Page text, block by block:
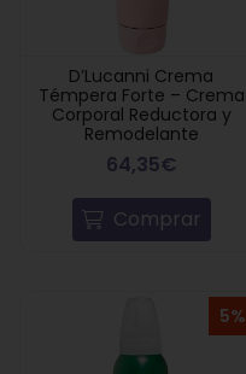
D’Lucanni Crema
Témpera Forte – Crema
Corporal Reductora y
Remodelante
64,35€
Comprar
5%